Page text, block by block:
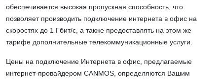
обеспечивается высокая пропускная способность, что
позволяет производить подключение интернета в офис на
скоростях до 1 Гбит/с, а также предоставлять на этом же
тарифе дополнительные телекоммуникационные услуги.
Цены на подключение Интернета в офис, предлагаемые
интернет-провайдером CANMOS, определяются Вашим